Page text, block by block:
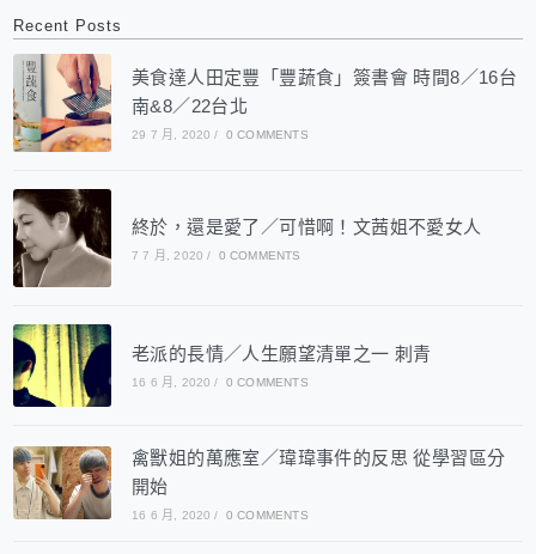
Recent Posts
美食達人田定豐「豐蔬食」簽書會 時間8／16台
南&8／22台北
29 7 月, 2020 / 0 COMMENTS
終於，還是愛了／可惜啊！文茜姐不愛女人
7 7 月, 2020 / 0 COMMENTS
老派的長情／人生願望清單之一 刺青
16 6 月, 2020 / 0 COMMENTS
禽獸姐的萬應室／瑋瑋事件的反思 從學習區分
開始
16 6 月, 2020 / 0 COMMENTS